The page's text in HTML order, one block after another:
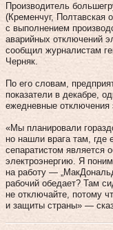
Производитель
(Кременчуг, Полтавская
с выполнением
аварийных отключений
сообщил журналистам
Черняк.
По его словам,
показатели в декабре,
ежедневные отключения
«Мы планировали
но нашли врага там,
сепаратистом является
электроэнергию. Я
на работу —
рабочий обедает? Там
не отключайте, потому
и защиты страны» —